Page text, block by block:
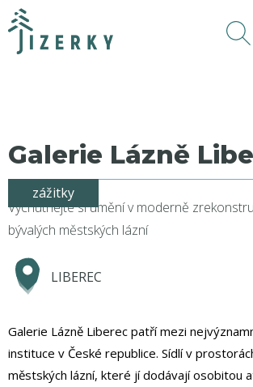
Galerie Lázně
zážitky
Vychutnejte si umění v moderně
bývalých městských lázní
LIBEREC
Galerie Lázně Liberec patří mezi
instituce v České republice. Sídlí v
městských lázní, které jí dodávají osobitou